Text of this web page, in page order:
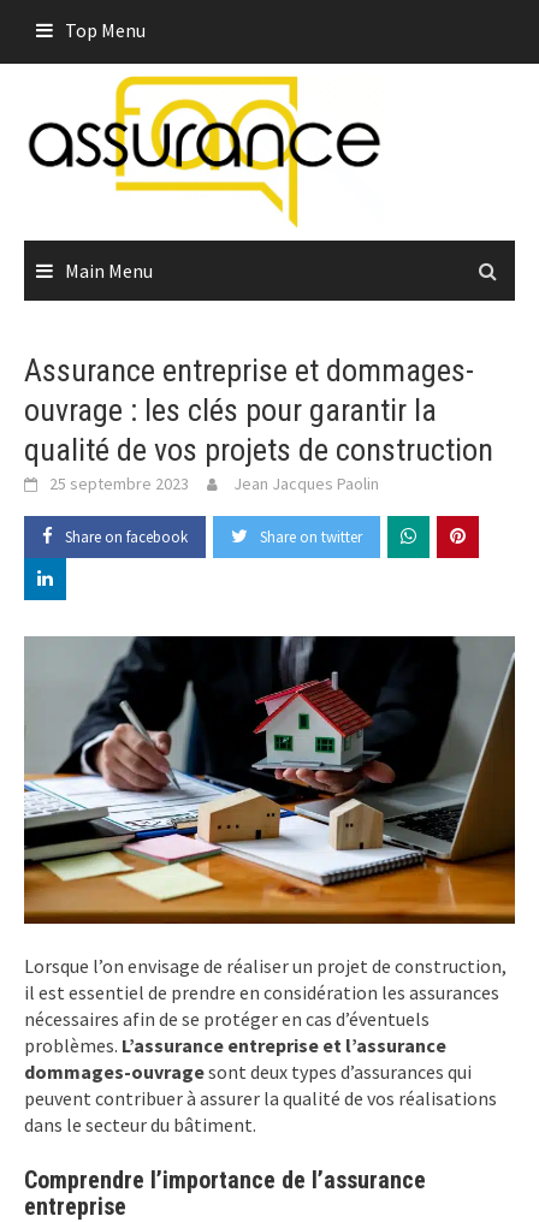
content
Top Menu
Main Menu
Assurance entreprise et dommages-
ouvrage : les clés pour garantir la
qualité de vos projets de construction
25 septembre 2023 Jean Jacques Paolin
Share on facebook Share on twitter
Lorsque l’on envisage de réaliser un projet de construction,
il est essentiel de prendre en considération les assurances
nécessaires afin de se protéger en cas d’éventuels
problèmes. L’assurance entreprise et l’assurance
dommages-ouvragesont deux types d’assurances qui
peuvent contribuer à assurer la qualité de vos réalisations
dans le secteur du bâtiment.
Comprendre l’importance de l’assurance
entreprise